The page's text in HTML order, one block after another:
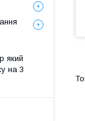
який
на 3